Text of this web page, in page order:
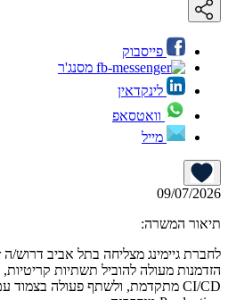
פייסבוק
מסנג'ר
לינקדאין
וואטסאפ
מייל
09/07/2026
תיאור המשרה:
לחברת גיימינג מצליחה בתל אביב דרוש/ה Senior DevOps Engineer,